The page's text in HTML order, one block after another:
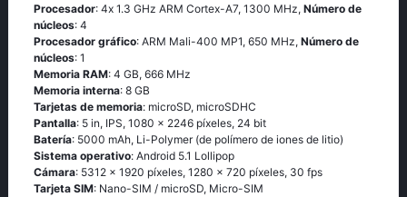
Procesador: 4х 1.3 GНz АRМ Соrtех-А7, 1300 MHz, Número de
núcleos: 4
Procesador gráfico: ARM Mali-400 MP1, 650 MHz, Número de
núcleos: 1
Memoria RAM: 4 GB, 666 MHz
Memoria interna: 8 GB
Tarjetas de memoria: microSD, microSDHC
Pantalla: 5 in, IPS, 1080 x 2246 píxeles, 24 bit
Batería: 5000 mAh, Li-Polymer (de polímero de iones de litio)
Sistema operativo: Аndrоid 5.1 Lоlliрор
Cámara: 5312 x 1920 píxeles, 1280 x 720 píxeles, 30 fps
Tarjeta SIM: Nano-SIM / microSD, Micro-SIM